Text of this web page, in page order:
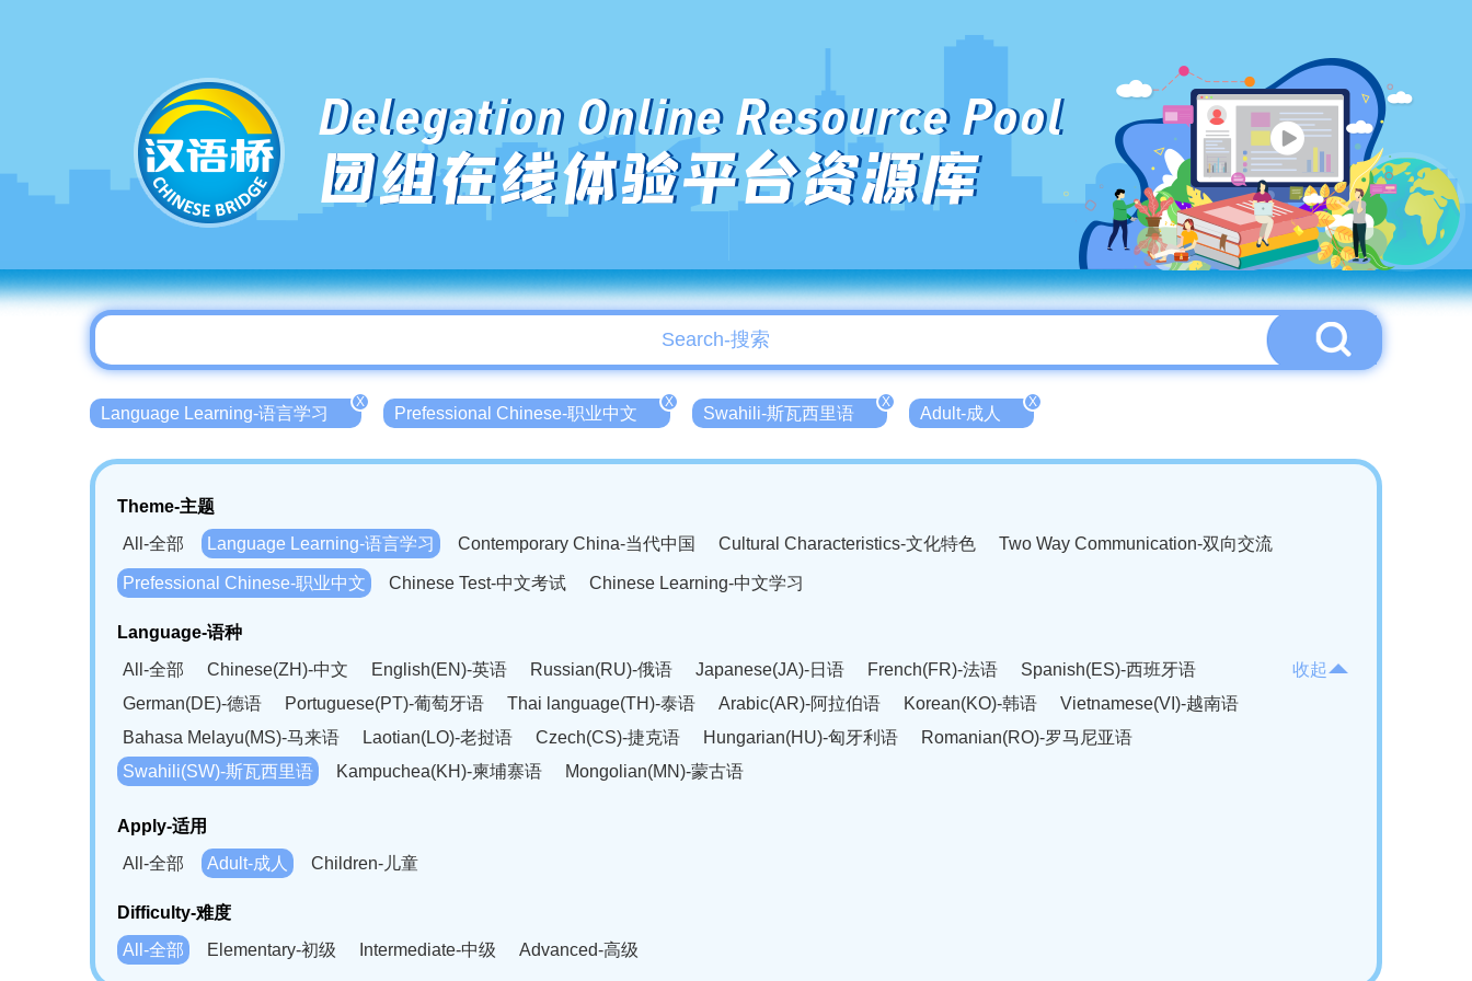
Delegation Online Resource Pool
团组在线体验平台资源库
Language Learning-语言学习
X
Prefessional Chinese-职业中文
X
Swahili-斯瓦西里语
X
Adult-成人
X
Theme-主题
All-全部
Language Learning-语言学习 Contemporary China-当代中国 Cultural Characteristics-文化特色 Two Way Communication-双向交流
Prefessional Chinese-职业中文 Chinese Test-中文考试 Chinese Learning-中文学习
Language-语种
All-全部
Chinese(ZH)-中文 English(EN)-英语 Russian(RU)-俄语 Japanese(JA)-日语 French(FR)-法语
Spanish(ES)-西班牙语
German(DE)-德语
Portuguese(PT)-葡萄牙语 Thai language(TH)-泰语 Arabic(AR)-阿拉伯语 Korean(KO)-韩语
Vietnamese(VI)-越南语
Bahasa Melayu(MS)-马来语
Laotian(LO)-老挝语 Czech(CS)-捷克语 Hungarian(HU)-匈牙利语
Romanian(RO)-罗马尼亚语
Swahili(SW)-斯瓦西里语
Kampuchea(KH)-柬埔寨语 Mongolian(MN)-蒙古语
收起
Apply-适用
All-全部
Adult-成人 Children-儿童
Difficulty-难度
All-全部
Elementary-初级 Intermediate-中级 Advanced-高级